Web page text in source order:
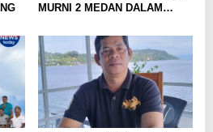
MURNI 2 MEDAN DALAM
TOURNAMENT & FESTIVAL
FORKI MEDAN 2025”